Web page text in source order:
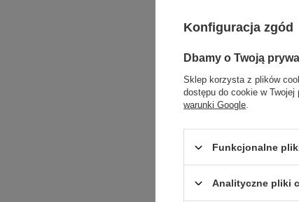
Śruba
Konfiguracja zgód
Dbamy o Twoją
Sklep korzysta z plików
dostępu do cookie w
warunki Google
Funkcjonalne
Analityczne pliki